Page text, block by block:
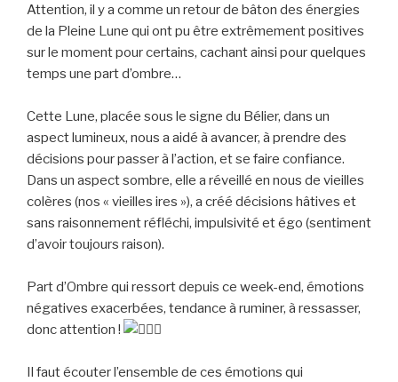
Attention, il y a comme un retour de bâton des énergies
de la Pleine Lune qui ont pu être extrêmement positives
sur le moment pour certains, cachant ainsi pour quelques
temps une part d’ombre…
Cette Lune, placée sous le signe du Bélier, dans un
aspect lumineux, nous a aidé à avancer, à prendre des
décisions pour passer à l’action, et se faire confiance.
Dans un aspect sombre, elle a réveillé en nous de vieilles
colères (nos « vieilles ires »), a créé décisions hâtives et
sans raisonnement réfléchi, impulsivité et égo (sentiment
d’avoir toujours raison).
Part d’Ombre qui ressort depuis ce week-end, émotions
négatives exacerbées, tendance à ruminer, à ressasser,
donc attention !
Il faut écouter l’ensemble de ces émotions qui